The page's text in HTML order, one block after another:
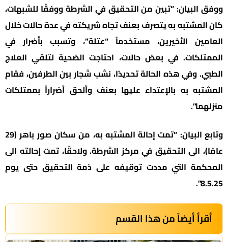
ووفق البيان: “تبين من التحقيق في الشرطة ووفقًا للشبهات،
كان المشتبه به يتصرف بعنف تجاه شريكته في عدة حالات خلال
العامين الأخيرين، مستخدماً “عتلة”، وتسبب بأضرار في
الممتلكات. في بعض حالات، احتاجت الضحية لتلقي العلاج
الطبي. وفي هذه الحالة تحديدًا، نشب شجار بين الطرفين، فقام
المشتبه به بالإعتداء عليها بعنف وألحق أضراراً بممتلكات
منزلهما”.
وتابع البيان: “تمت إحالة المشتبه به، من سكان صور باهر (29
عامًا)، الى التحقيق في مركز الشرطة. ولاحقًا، تمت إحالته الى
المحكمة التي مددت توقيفه على ذمة التحقيق حتى يوم
8.5.25”.
أقرأ أيضاً من هذا القسم